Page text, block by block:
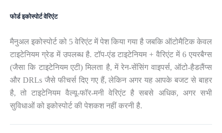
फोर्ड इकोस्पोर्ट वेरिएंट
मैनुअल इकोस्पोर्ट को 5 वेरिएंट में पेश किया गया है जबकि ऑटोमैटिक केवल
टाइटेनियम ग्रेड में उपलब्ध है. टॉप-एंड टाइटेनियम + वैरिएंट में 6 एयरबैग्स
(जैसा कि टाइटेनियम एटी) मिलता है, में रेन-सेंसिंग वाइपर्स, ऑटो-हैडलैंप्स
और DRLs जैसे फीचर्स दिए गए हैं, लेकिन अगर यह आपके बजट से बाहर
है, तो टाइटेनियम वैल्यू-फॉर-मनी वेरिएंट है सबसे अधिक, अगर सभी
सुविधाओं को इकोस्पोर्ट की पेशकश नहीं करनी है.